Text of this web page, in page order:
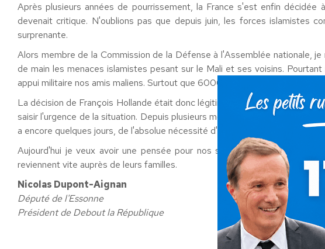
Après plusieurs années de pourrissement, la France s'est enfin
devenait critique. N'oublions pas que depuis juin, les forces islamistes
surprenante.
Alors membre de la Commission de la Défense à l'Assemblée nationale,
de main les menaces islamistes pesant sur le Mali et ses voisins.
appui militaire nos amis maliens. Surtout que 6000 ressortissants français
La décision de François Hollande était donc légitime et nécessaire. Nous
saisir l'urgence de la situation. Depuis plusieurs mois, j'avais alerté avec
a encore quelques jours, de l'absolue nécessité d'aider nos amis du Sahel à
Aujourd'hui je veux avoir une pensée pour nos soldats qui vont être
reviennent vite auprès de leurs familles.
Nicolas Dupont-Aignan
Député de l'Essonne
Président de Debout la République